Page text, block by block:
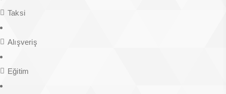
Taksi
Alışveriş
Eğitim